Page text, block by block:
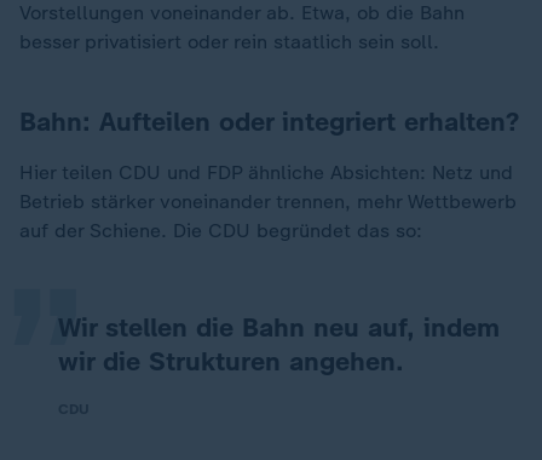
Vorstellungen voneinander ab. Etwa, ob die Bahn
besser privatisiert oder rein staatlich sein soll.
Bahn: Aufteilen oder integriert erhalten?
Hier teilen CDU und FDP ähnliche Absichten: Netz und
Betrieb stärker voneinander trennen, mehr Wettbewerb
auf der Schiene. Die CDU begründet das so:
Wir stellen die Bahn neu auf, indem
wir die Strukturen angehen.
„